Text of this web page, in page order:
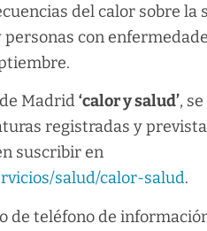
del calor sobre
con
Madrid‘calor y salud’,
registradas y
suscribir en
salud/calor-salud.
de teléfono de